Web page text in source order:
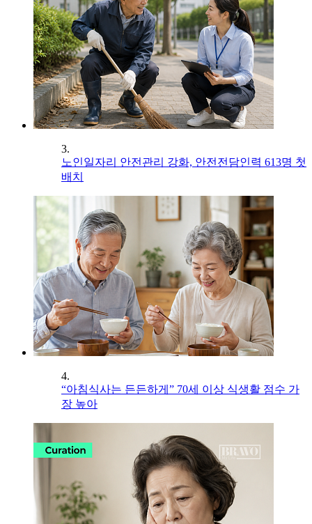
3.
노인일자리 안전관리 강화, 안전전담인력 613명 첫
배치
4.
“아침식사는 든든하게” 70세 이상 식생활 점수 가
장 높아